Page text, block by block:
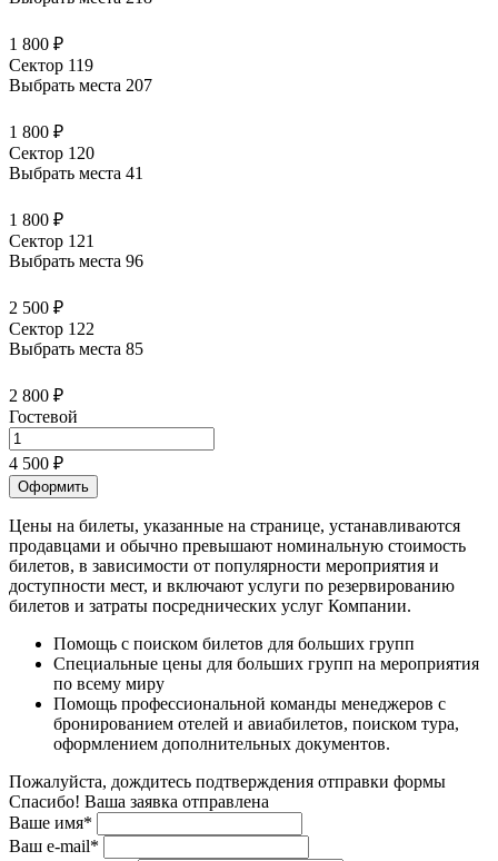
1 800 ₽
Сектор 119
Выбрать места 207
1 800 ₽
Сектор 120
Выбрать места 41
1 800 ₽
Сектор 121
Выбрать места 96
2 500 ₽
Сектор 122
Выбрать места 85
2 800 ₽
Гостевой
4 500 ₽
Оформить
Цены на билеты, указанные на странице, устанавливаются
продавцами и обычно превышают номинальную стоимость
билетов, в зависимости от популярности мероприятия и
доступности мест, и включают услуги по резервированию
билетов и затраты посреднических услуг Компании.
Помощь с поиском билетов для больших групп
Специальные цены для больших групп на мероприятия
по всему миру
Помощь профессиональной команды менеджеров с
бронированием отелей и авиабилетов, поиском тура,
оформлением дополнительных документов.
Пожалуйста, дождитесь подтверждения отправки формы
Спасибо! Ваша заявка отправлена
Ваше имя*
Ваш e-mail*